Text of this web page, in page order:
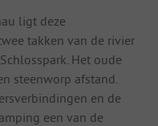
ligt deze
takken van de rivier
Het oude
steenworp afstand.
en de
een van de